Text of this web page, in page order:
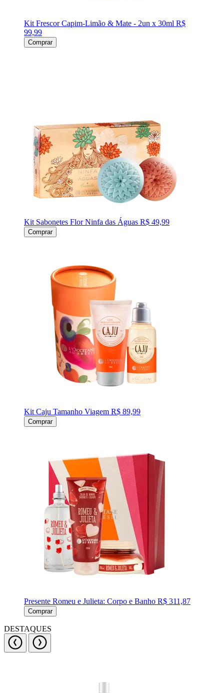
Kit Frescor Capim-Limão & Mate - 2un x 30ml R$
99,99
Comprar
Kit Sabonetes Flor Ninfa das Águas R$ 49,99
Comprar
Kit Caju Tamanho Viagem R$ 89,99
Comprar
Presente Romeu e Julieta: Corpo e Banho R$ 311,87
Comprar
DESTAQUES